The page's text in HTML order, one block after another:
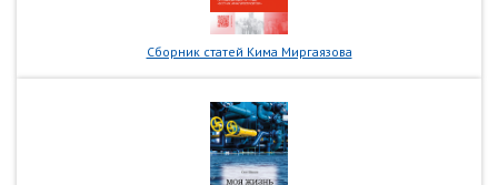
Сборник статей Кима Миргаязова